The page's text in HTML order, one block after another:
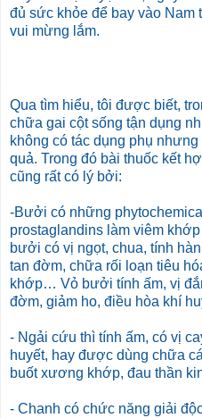
đủ sức khỏe để bay vào Nam
vui mừng lắm.
Qua tìm hiểu, tôi được biết,
chữa gai cột sống tận dụng
không có tác dụng phụ
quả. Trong đó bài thuốc kết
cũng rất có lý bởi:
-Bưởi có những
prostaglandins làm viêm
bưởi có vị ngọt, chua, tính
tan đờm, chữa rối loạn tiêu
khớp… Vỏ bưởi tính ấm, vị
đờm, giảm ho, điều hòa khí
- Ngải cứu thì tính ấm, có vị
huyết, hay được dùng chữa
buốt xương khớp, đau thần
- Chanh có chức năng giải